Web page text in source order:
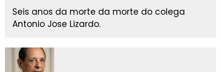
Seis anos da morte da morte do colega
Antonio Jose Lizardo.